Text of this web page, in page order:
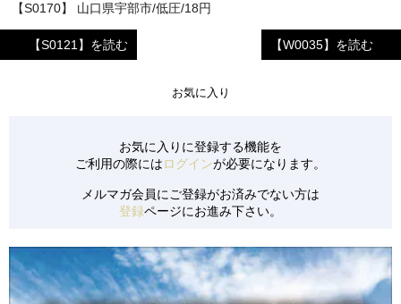
【S0170】 山口県宇部市/低圧/18円
【S0171】 山口県宇部市/低圧/18円
【S0166】 青森県東津軽郡/低圧/18円
【S0165】 滋賀県東近江市/低圧/18円
【S0168】 栃木県佐野市/低圧/18円
【S0157】 茨城県かすみがうら市/低圧/36円
【S0161】 三重県松坂市/低圧/27円
【S0155】 群馬県安中市/低圧/21円
【S0121】を読む 【W0035】を読む
お気に入り
お気に入りに登録する機能を
ご利用の際にはログインが必要になります。
メルマガ会員にご登録がお済みでない方は
登録ページにお進み下さい。